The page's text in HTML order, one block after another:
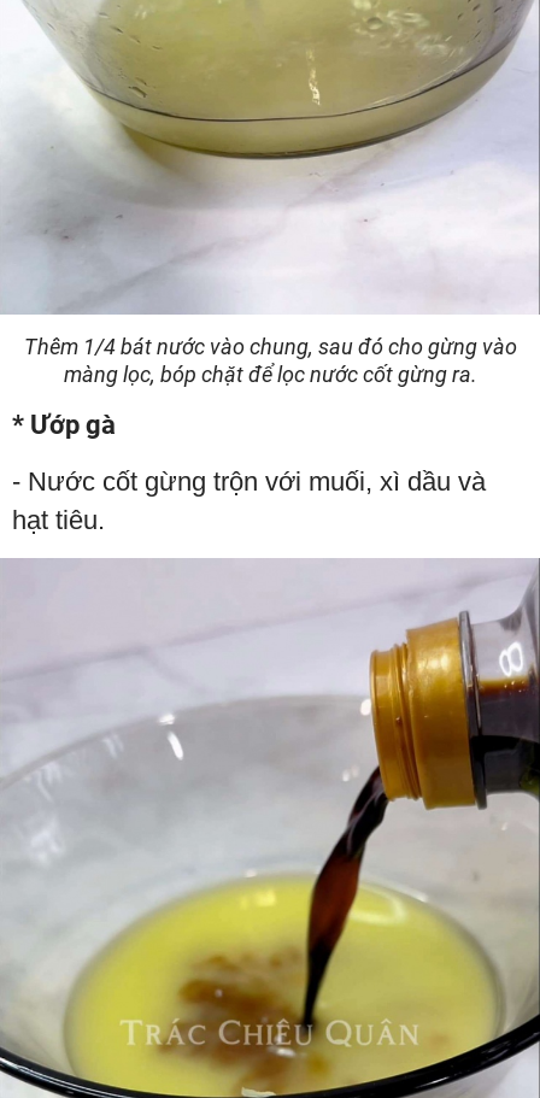
Thêm 1/4 bát nước vào chung, sau đó cho gừng vào
màng lọc, bóp chặt để lọc nước cốt gừng ra.
* Ướp gà
- Nước cốt gừng trộn với muối, xì dầu và
hạt tiêu.